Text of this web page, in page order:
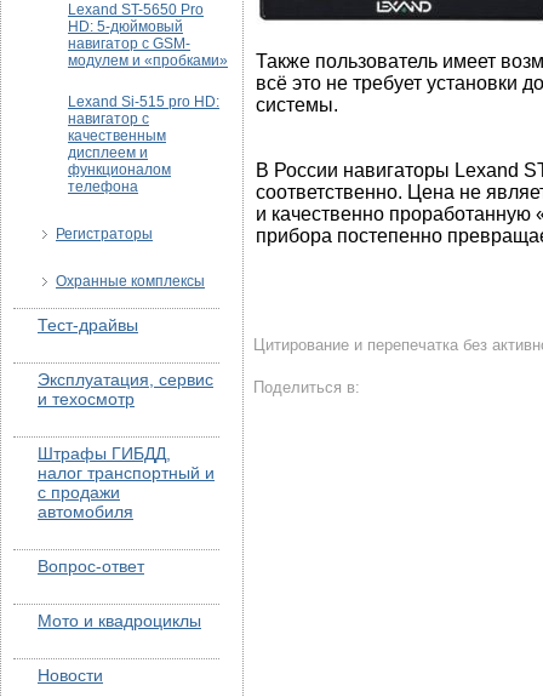
Lexand ST-5650 Pro
HD: 5-дюймовый
навигатор с GSM-
модулем и «пробками»
Lexand Si-515 pro HD:
навигатор с
качественным
дисплеем и
функционалом
телефона
Регистраторы
Охранные комплексы
Тест-драйвы
Эксплуатация, сервис
и техосмотр
Штрафы ГИБДД,
налог транспортный и
с продажи
автомобиля
Вопрос-ответ
Мото и квадроциклы
Новости
Также пользователь имеет
всё это не требует установки
системы.
В России навигаторы Lexand
соответственно. Цена не
и качественно проработанную
прибора постепенно
Цитирование и перепечатка без
Поделиться в: